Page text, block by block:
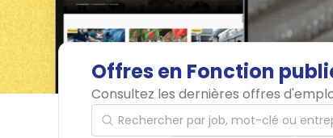
Offres en Fonction
Consultez les dernières offres
Rechercher par job, mot-clé ou